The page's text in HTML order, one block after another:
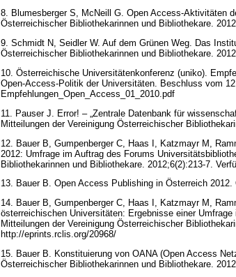
8. Blumesberger S, McNeill G. Open Access-Aktivitäten
Österreichischer Bibliothekarinnen und Bibliothekare.
9. Schmidt N, Seidler W. Auf dem Grünen Weg. Das
Österreichischer Bibliothekarinnen und Bibliothekare.
10. Österreichische Universitätenkonferenz (uniko).
Open-Access-Politik der Universitäten. Beschluss vom
Empfehlungen_Open_Access_01_2010.pdf
11. Pauser J. Error! – „Zentrale Datenbank für
Mitteilungen der Vereinigung Österreichischer
12. Bauer B, Gumpenberger C, Haas I, Katzmayr M,
2012: Umfrage im Auftrag des Forums
Bibliothekarinnen und Bibliothekare. 2012;6(2):213-7.
13. Bauer B. Open Access Publishing in Österreich
14. Bauer B, Gumpenberger C, Haas I, Katzmayr M,
österreichischen Universitäten: Ergebnisse einer
Mitteilungen der Vereinigung Österreichischer
http://eprints.rclis.org/20968/
15. Bauer B. Konstituierung von OANA (Open Access
Österreichischer Bibliothekarinnen und Bibliothekare.